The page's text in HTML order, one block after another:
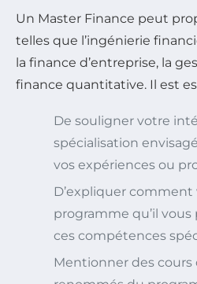
Un Master Finance peut
telles que l’ingénierie
la finance d’entreprise, la
finance quantitative. Il est
De souligner votre
spécialisation
vos expériences ou
D’expliquer
programme qu’il
ces compétences
Mentionner des cours